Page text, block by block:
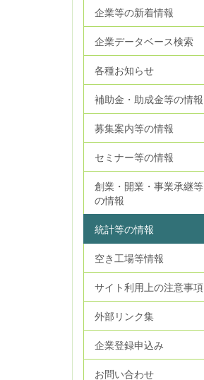
企業等の新着情報
企業データベース検索
各種お知らせ
補助金・助成金等の情報
募集案内等の情報
セミナー等の情報
創業・開業・事業承継等
の情報
統計等の情報
空き工場等情報
サイト利用上の注意事項
外部リンク集
企業登録申込み
お問い合わせ